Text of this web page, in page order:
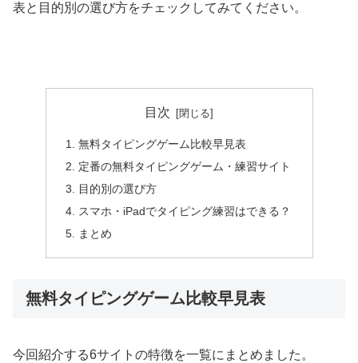
表と目的別の選び方をチェックしてみてください。
目次
無料タイピングゲーム比較早見表
定番の無料タイピングゲーム・練習サイト
目的別の選び方
スマホ・iPadでタイピング練習はできる？
まとめ
無料タイピングゲーム比較早見表
今回紹介する6サイトの特徴を一覧にまとめました。